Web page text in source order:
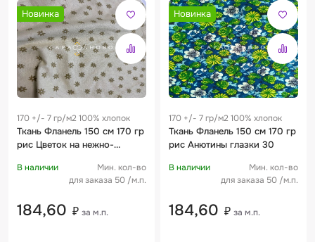
Новинка
170 +/- 7 гр/м2 100% хлопок
Ткань Фланель 150 см 170 гр
рис Цветок на нежно-
В наличии
Мин. кол-во
для заказа 50 /м.п.
184,60 ₽ за м.п.
Новинка
170 +/- 7 гр/м2 100% хлопок
Ткань Фланель 150 см 170 гр
рис Анютины глазки 30
В наличии
Мин. кол-во
для заказа 50 /м.п.
184,60 ₽ за м.п.